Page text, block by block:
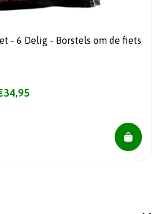
- 6 Delig - Borstels om de fiets